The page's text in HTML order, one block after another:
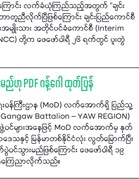
င့်ကြောင်း လက်ခံယုံကြည်သည့်အတွက် "ချင်း
တူညီလိုက်ပြီဖြစ်ကြောင်း ချင်းပြည်ကောင်စီ
အမျိုးသား အတိုင်ပင်ခံကောင်စီ (Interim
တို့က ဖေဖော်ဝါရီ ၂၆ ရက်တွင် ပူးတွဲ
ည်ဟု PDF ဂန့်ဂေါ ထုတ်ပြန်
ဝန်ကြီးဌာန (MoD) လက်အောက်ရှိ ပြည်သူ့
Battalion – YAW REGION)
င်များအနေဖြင့် MoD လက်အောက်မှ နုတ်
သနှင့် မြန်မာတစ်နိုင်ငံလုံး လွတ်မြောက်ပြီး
မည်ဖြစ်ကြောင်း ဖေဖော်ဝါရီ ၁၉
ကြေညာလိုက်သည်။